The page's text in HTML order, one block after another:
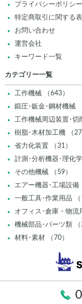
プライバシーポリシー
特定商取引に関する
お問い合わせ
運営会社
キーワード一覧
カテゴリー一覧
工作機械 （643）
鍛圧･鈑金･鋼材機械
工作機械周辺装置･切
樹脂･木材加工機 （27
省力化装置 （31）
計測･分析機器･理化
その他機械 （59）
エアー機器･工場設備
一般工具･作業用品 （
オフィス･倉庫・物流
機械部品･パーツ類 （
材料･素材 （70）